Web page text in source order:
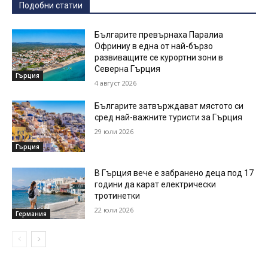
Подобни статии
Гърция
Българите превърнаха Паралиа
Офриниу в една от най-бързо
развиващите се курортни зони в
Северна Гърция
4 август 2026
Гърция
Българите затвърждават мястото си
сред най-важните туристи за Гърция
29 юли 2026
Германия
В Гърция вече е забранено деца под 17
години да карат електрически
тротинетки
22 юли 2026